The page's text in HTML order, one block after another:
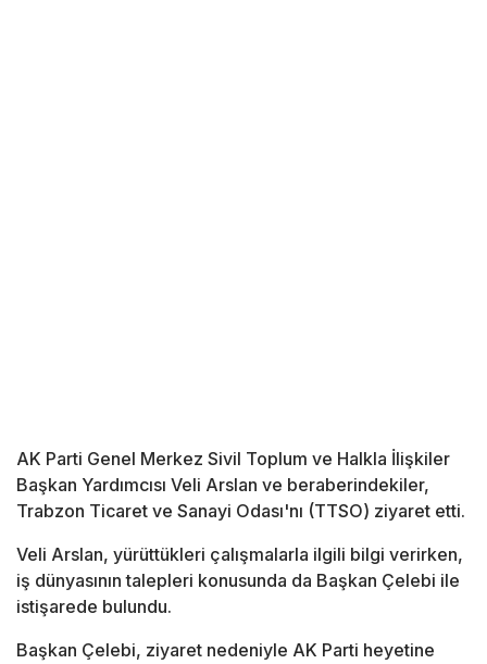
AK Parti Genel Merkez Sivil Toplum ve Halkla İlişkiler
Başkan Yardımcısı Veli Arslan ve beraberindekiler,
Trabzon Ticaret ve Sanayi Odası'nı (TTSO) ziyaret etti.
Veli Arslan, yürüttükleri çalışmalarla ilgili bilgi verirken,
iş dünyasının talepleri konusunda da Başkan Çelebi ile
istişarede bulundu.
Başkan Çelebi, ziyaret nedeniyle AK Parti heyetine